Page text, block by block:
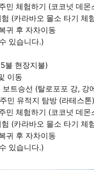
민 체험하기 (코코넛 데몬
(카라바오 몰소 타기 체
귀 후 자차이동
있습니다.)
불 현장지불)
이동
트승선 (탈로포포 강, 강
민 유적지 탐방 (라테스톤)
민 체험하기 (코코넛 데몬
(카라바오 몰소 타기 체
귀 후 자차이동
있습니다.)